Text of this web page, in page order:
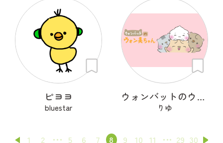
ピヨヨ
bluestar
ウォンバットのウォン美ちゃん
りゆ
1 2 5 6 7 8 9 10 11 29 30